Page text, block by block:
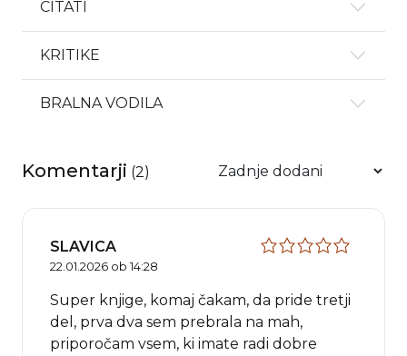
CITATI
KRITIKE
BRALNA VODILA
Komentarji (2)
SLAVICA
22.01.2026 ob 14:28
Super knjige, komaj čakam, da pride tretji
del, prva dva sem prebrala na mah,
priporočam vsem, ki imate radi dobre